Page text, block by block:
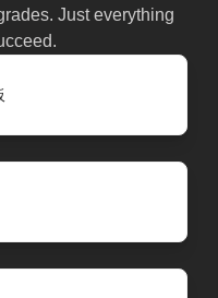
Just everything